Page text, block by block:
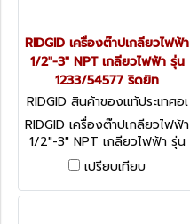
RIDGID เครื่องต๊าปเกลียวไฟฟ้า
1/2"-3" NPT เกลียวไฟฟ้า รุ่น
1233/54577 ริดยิท
RIDGID สินค้าของแท้ประเทศอเ
มริกา 1233 NPT (54577)
RIDGID เครื่องต๊าปเกลียวไฟฟ้า
1/2"-3" NPT เกลียวไฟฟ้า รุ่น
1233/54577 ริดยิท
เปรียบเทียบ